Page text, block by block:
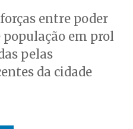
entre poder
em prol
pelas
da cidade